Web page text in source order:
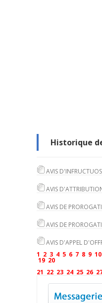
Historique
AVIS
AVIS
AVIS DE
AVIS DE
AVIS D'APPEL
1 2 3 4 5 6 7 8 9 10
19 20
21 22 23 24 25 26